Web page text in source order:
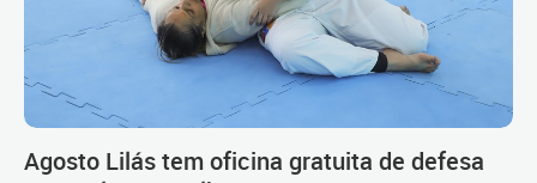
Agosto Lilás tem oficina gratuita de defesa